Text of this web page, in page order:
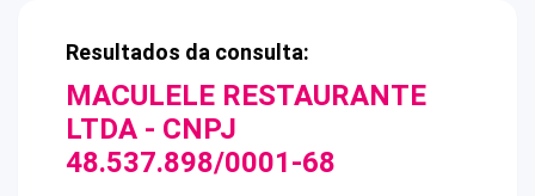
Resultados da consulta:
MACULELE RESTAURANTE
LTDA - CNPJ
48.537.898/0001-68